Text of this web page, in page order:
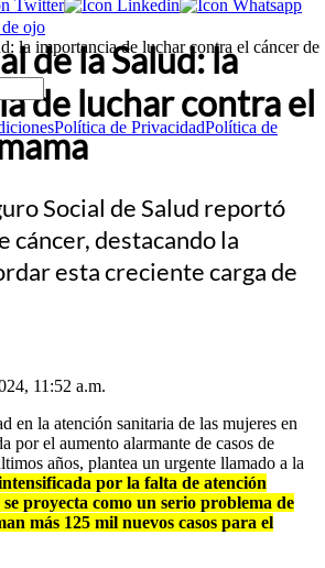
la importancia de luchar contra el cáncer de
Política de PrivacidadPolítica de
de la Salud: la
de luchar contra el
Social de Salud reportó
cáncer, destacando la
esta creciente carga de
11:52 a.m.
en la atención sanitaria de las mujeres en
por el aumento alarmante de casos de
años, plantea un urgente llamado a la
por la falta de atención
proyecta como un serio problema de
más 125 mil nuevos casos para el